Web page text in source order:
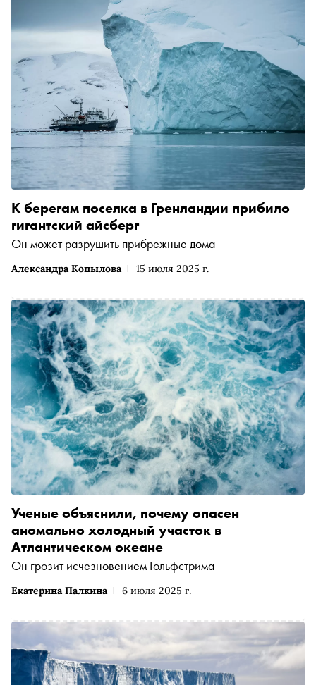
Александра Копылова 15 июля 2025 г.
К берегам поселка в Гренландии прибило
гигантский айсберг
Он может разрушить прибрежные дома
Екатерина Палкина 6 июля 2025 г.
Ученые объяснили, почему опасен
аномально холодный участок в
Атлантическом океане
Он грозит исчезновением Гольфстрима